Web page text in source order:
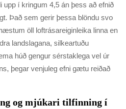
upp í kringum 4,5 án þess að efnið
Það sem gerir þessa blöndu svo
öll loftrásareiginleika linna en
landslagana, silkeartuðu
húð gengur sérstaklega vel úr
þegar venjuleg efni gætu reiðað
og mjúkari tilfinning í